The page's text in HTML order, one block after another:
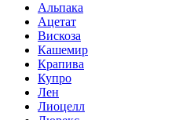
Альпака
Ацетат
Вискоза
Кашемир
Крапива
Купро
Лен
Лиоцелл